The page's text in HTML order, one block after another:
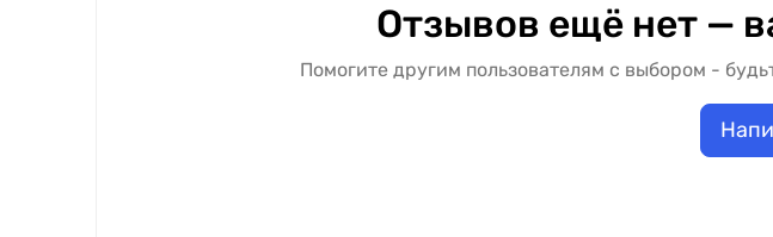
Отзывов ещё нет —
Помогите другим пользователям с выбором -